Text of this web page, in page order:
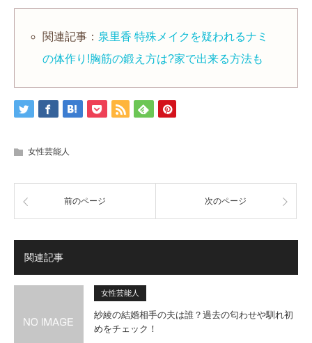
関連記事： 泉里香 特殊メイクを疑われるナミ
の体作り!胸筋の鍛え方は?家で出来る方法も
女性芸能人
前のページ 次のページ
関連記事
女性芸能人
紗綾の結婚相手の夫は誰？過去の匂わせや馴れ初
めをチェック！